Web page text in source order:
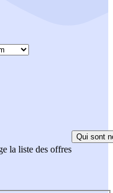
la liste des offres
Qui sont